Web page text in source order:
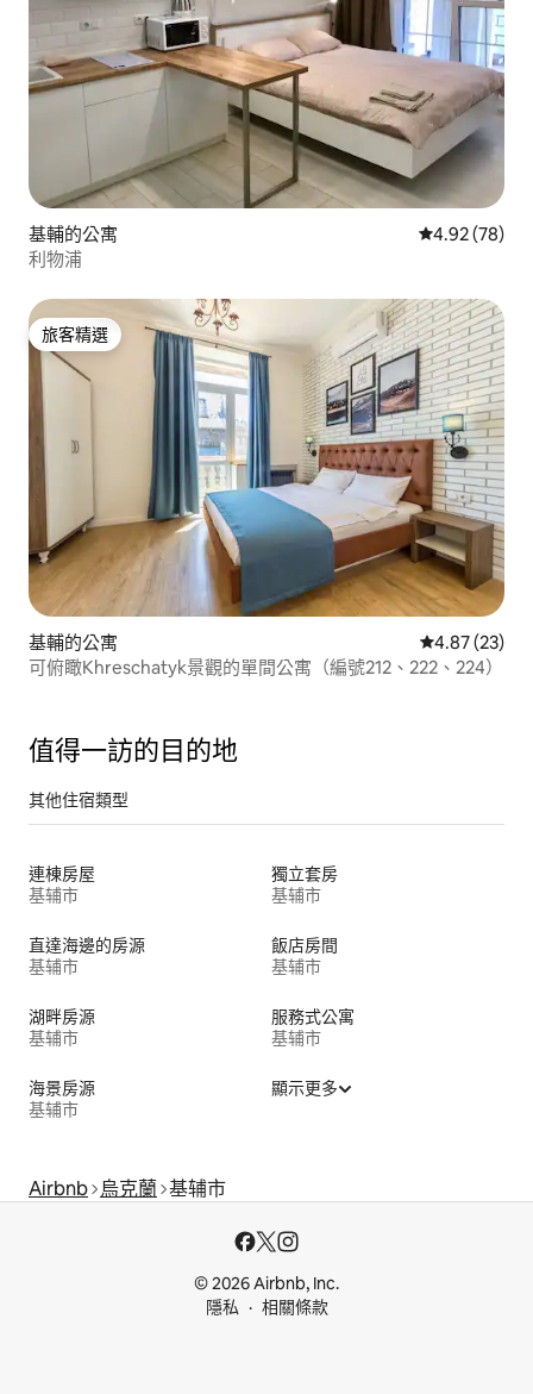
基輔的公寓 從 78 則評價
4.92 (78)
利物浦
旅客精選
旅客精選
基輔的公寓 從 23 則評價
4.87 (23)
可俯瞰Khreschatyk景觀的單間公寓（編號212、222、224）
值得一訪的目的地
其他住宿類型
連棟房屋
基辅市
獨立套房
基辅市
直達海邊的房源
基辅市
飯店房間
基辅市
湖畔房源
基辅市
服務式公寓
基辅市
海景房源
基辅市
顯示更多
Airbnb 烏克蘭 基辅市
© 2026 Airbnb, Inc.
隱私
相關條款